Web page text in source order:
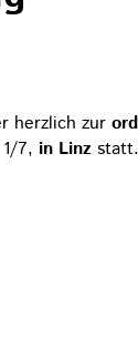
herzlich zur
7, in Linz statt.